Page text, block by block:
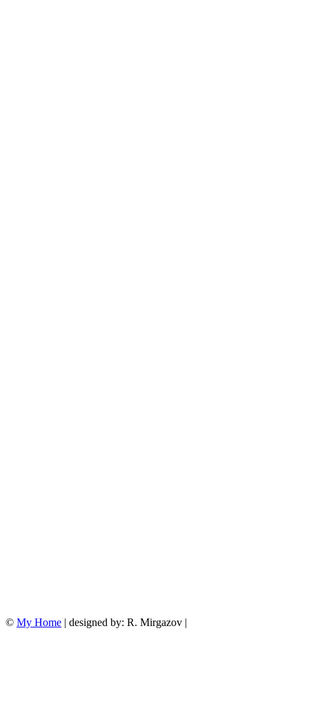
© My Home | designed by: R. Mirgazov |